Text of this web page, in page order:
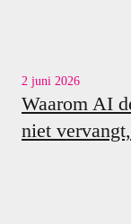
2 juni 2026
Waarom AI
niet